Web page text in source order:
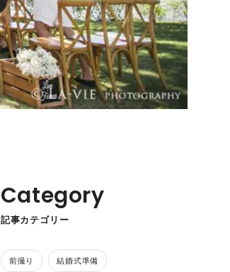
Category
記事カテゴリー
前撮り 結婚式準備